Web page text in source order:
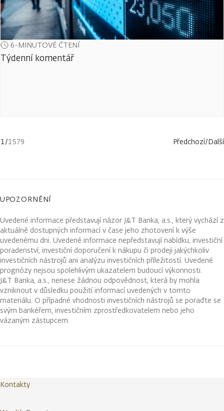
6-MINUTOVÉ ČTENÍ
Týdenní komentář
1/1579 Předchozí/Další
UPOZORNĚNÍ
Uvedené informace představují názor J&T Banka, a.s., který vychází z
aktuálně dostupných informací v čase jeho zhotovení k výše
uvedenému dni. Uvedené informace nepředstavují nabídku, investiční
poradenství, investiční doporučení k nákupu či prodeji jakýchkoliv
investičních nástrojů ani analýzu investičních příležitostí. Uvedené
prognózy nejsou spolehlivým ukazatelem budoucí výkonnosti.
J&T Banka, a.s., nenese žádnou odpovědnost, která by mohla
vzniknout v důsledku použití informací uvedených v tomto
materiálu. O případné vhodnosti investičních nástrojů se poraďte se
svým bankéřem, investičním zprostředkovatelem nebo jeho
vázaným zástupcem.
Kontakty